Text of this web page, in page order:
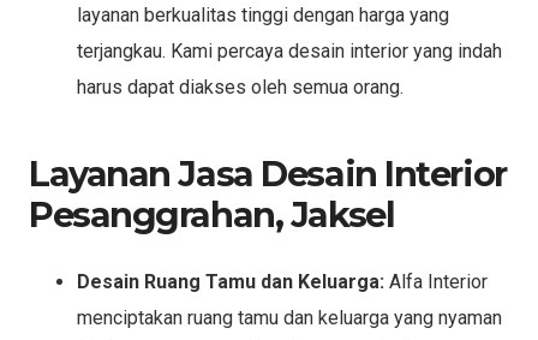
layanan berkualitas tinggi dengan harga yang
terjangkau. Kami percaya desain interior yang indah
harus dapat diakses oleh semua orang.
Layanan Jasa Desain Interior
Pesanggrahan, Jaksel
Desain Ruang Tamu dan Keluarga: Alfa Interior
menciptakan ruang tamu dan keluarga yang nyaman